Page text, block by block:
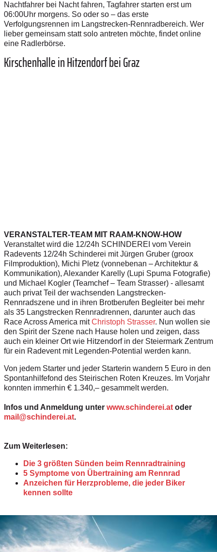
Nachtfahrer bei Nacht fahren, Tagfahrer starten erst um
06:00Uhr morgens. So oder so – das erste
Verfolgungsrennen im Langstrecken-Rennradbereich. Wer
lieber gemeinsam statt solo antreten möchte, findet online
eine Radlerbörse.
Kirschenhalle in Hitzendorf bei Graz
VERANSTALTER-TEAM MIT RAAM-KNOW-HOW
Veranstaltet wird die 12/24h SCHINDEREI vom Verein
Radevents 12/24h Schinderei mit Jürgen Gruber (groox
Filmproduktion), Michi Pletz (vonnebenan – Architektur &
Kommunikation), Alexander Karelly (Lupi Spuma Fotografie)
und Michael Kogler (Teamchef – Team Strasser) - allesamt
auch privat Teil der wachsenden Langstrecken-
Rennradszene und in ihren Brotberufen Begleiter bei mehr
als 35 Langstrecken Rennradrennen, darunter auch das
Race Across America mitChristoph Strasser. Nun wollen sie
den Spirit der Szene nach Hause holen und zeigen, dass
auch ein kleiner Ort wie Hitzendorf in der Steiermark Zentrum
für ein Radevent mit Legenden-Potential werden kann.
Von jedem Starter und jeder Starterin wandern 5 Euro in den
Spontanhilfefond des Steirischen Roten Kreuzes. Im Vorjahr
konnten immerhin € 1.340,– gesammelt werden.
Infos und Anmeldung unter www.schinderei.at oder
mail@schinderei.at.
Zum Weiterlesen:
Die 3 größten Sünden beim Rennradtraining
5 Symptome von Übertraining am Rennrad
Anzeichen für Herzprobleme, die jeder Biker
kennen sollte